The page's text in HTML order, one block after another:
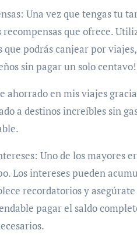
Una vez que tengas tu
que ofrece.
podrás canjear por
sin pagar un solo centavo!
ahorrado en mis viajes
a destinos increíbles sin
Uno de los mayores
Los intereses pueden
recordatorios y
pagar el saldo